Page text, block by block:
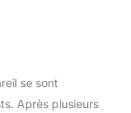
et du
Sûr
:
se sont
Après plusieurs